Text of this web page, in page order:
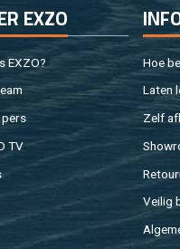
EXZO
EXZO?
pers
TV
Hoe
Laten
Zelf
Vei­lig